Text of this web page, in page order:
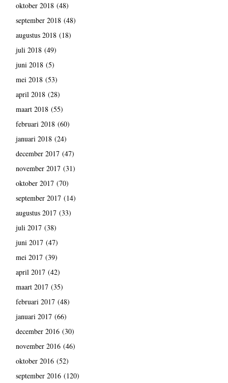
oktober 2018(48)
september 2018(48)
augustus 2018(18)
juli 2018(49)
juni 2018(5)
mei 2018(53)
april 2018(28)
maart 2018(55)
februari 2018(60)
januari 2018(24)
december 2017(47)
november 2017(31)
oktober 2017(70)
september 2017(14)
augustus 2017(33)
juli 2017(38)
juni 2017(47)
mei 2017(39)
april 2017(42)
maart 2017(35)
februari 2017(48)
januari 2017(66)
december 2016(30)
november 2016(46)
oktober 2016(52)
september 2016(120)